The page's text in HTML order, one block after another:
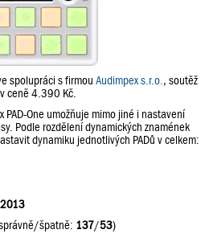
spolupráci s firmou Audimpex s.r.o. , soutěž
ceně 4.390 Kč.
PAD-One umožňuje mimo jiné i nastavení
Podle rozdělení dynamických znamének
dynamiku jednotlivých PADů v celkem:
špatně: 137/53)